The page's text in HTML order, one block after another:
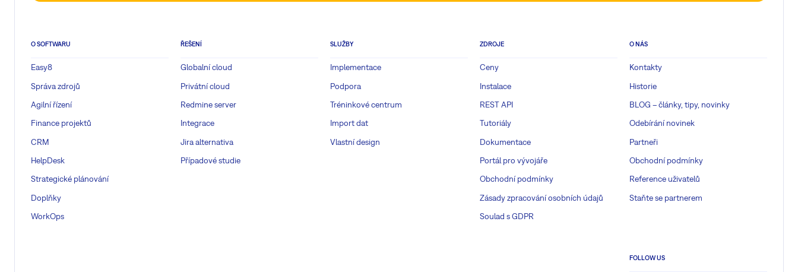
O SOFTWARU
Easy8
Správa zdrojů
Agilní řízení
Finance projektů
CRM
HelpDesk
Strategické plánování
Doplňky
WorkOps
ŘEŠENÍ
Globalní cloud
Privátní cloud
Redmine server
Integrace
Jira alternativa
Případové studie
SLUŽBY
Implementace
Podpora
Tréninkové centrum
Import dat
Vlastní design
ZDROJE
Ceny
Instalace
REST API
Tutoriály
Dokumentace
Portál pro vývojáře
Obchodní podmínky
Zásady zpracování osobních údajů
Soulad s GDPR
O NÁS
Kontakty
Historie
BLOG – články, tipy, novinky
Odebírání novinek
Partneři
Obchodní podmínky
Reference uživatelů
Staňte se partnerem
FOLLOW US